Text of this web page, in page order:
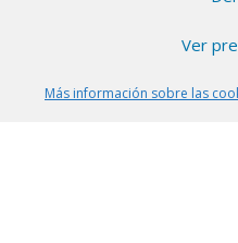
Ver
Más información sobre las